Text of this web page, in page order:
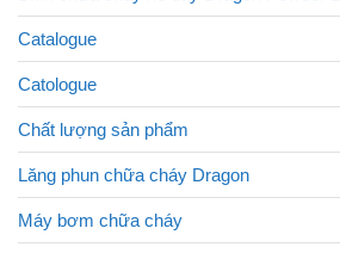
Catalogue
Catologue
Chất lượng sản phẩm
Lăng phun chữa cháy Dragon
Máy bơm chữa cháy